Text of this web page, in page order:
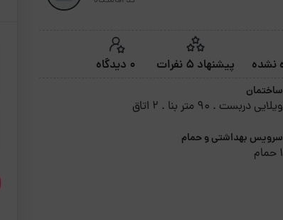
پیشنهاد 5 نفرات 0 دیدگاه
ساختمان
ویلایی دربست . 90 متر بنا . 2 اتاق
سرویس بهداشتی و حمام
1 حمام